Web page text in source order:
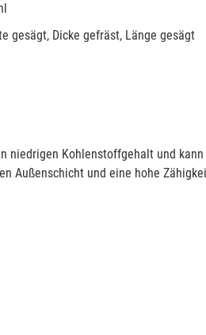
gesägt, Dicke gefräst, Länge gesägt
niedrigen Kohlenstoffgehalt und kann
Außenschicht und eine hohe